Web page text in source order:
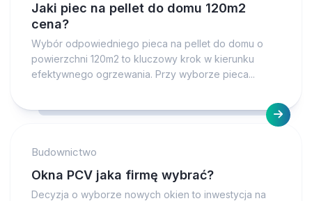
Jaki piec na pellet do domu 120m2
cena?
Wybór odpowiedniego pieca na pellet do domu o
powierzchni 120m2 to kluczowy krok w kierunku
efektywnego ogrzewania. Przy wyborze pieca...
Budownictwo
Okna PCV jaka firmę wybrać?
Decyzja o wyborze nowych okien to inwestycja na